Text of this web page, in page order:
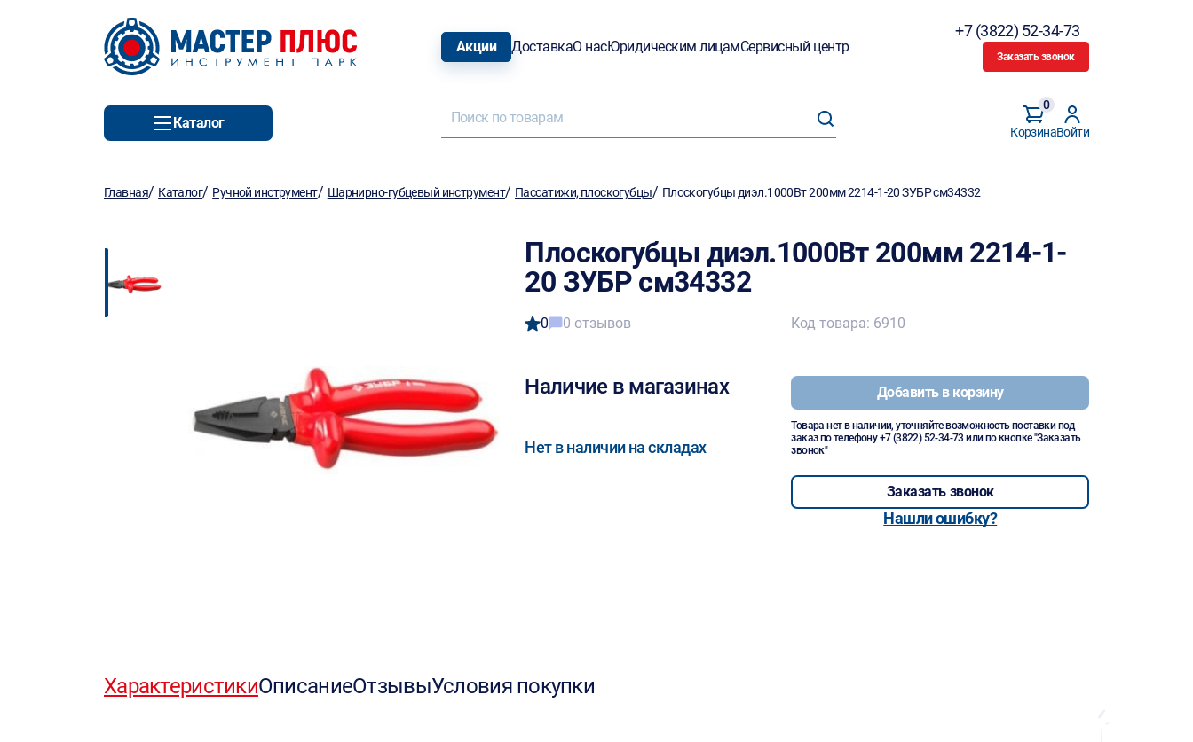
Акции ДоставкаО насЮридическим лицамСервисный центр
+7 (3822) 52-34-73
Заказать звонок
Каталог
Корзина
0
Войти
Главная/ Каталог/ Ручной инструмент/ Шарнирно-губцевый инструмент/ Пассатижи, плоскогубцы/ Плоскогубцы диэл.1000Вт 200мм 2214-1-20 ЗУБР см34332
Плоскогубцы диэл.1000Вт 200мм 2214-1-
20 ЗУБР см34332
0 0 отзывов
Наличие в магазинах
Нет в наличии на складах
Код товара: 6910
Добавить в корзину
Товара нет в наличии, уточняйте возможность поставки под
заказ по телефону+7 (3822) 52-34-73 или по кнопке "Заказать
звонок"
Заказать звонок
Нашли ошибку?
ХарактеристикиОписаниеОтзывыУсловия покупки